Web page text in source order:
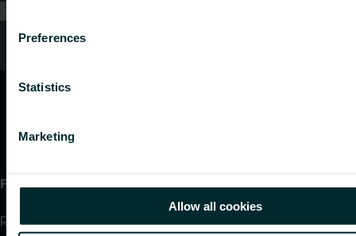
Preferences
Statistics
Marketing
Allow all cookies
Vanliga frågor
Produkter
Radiatorer